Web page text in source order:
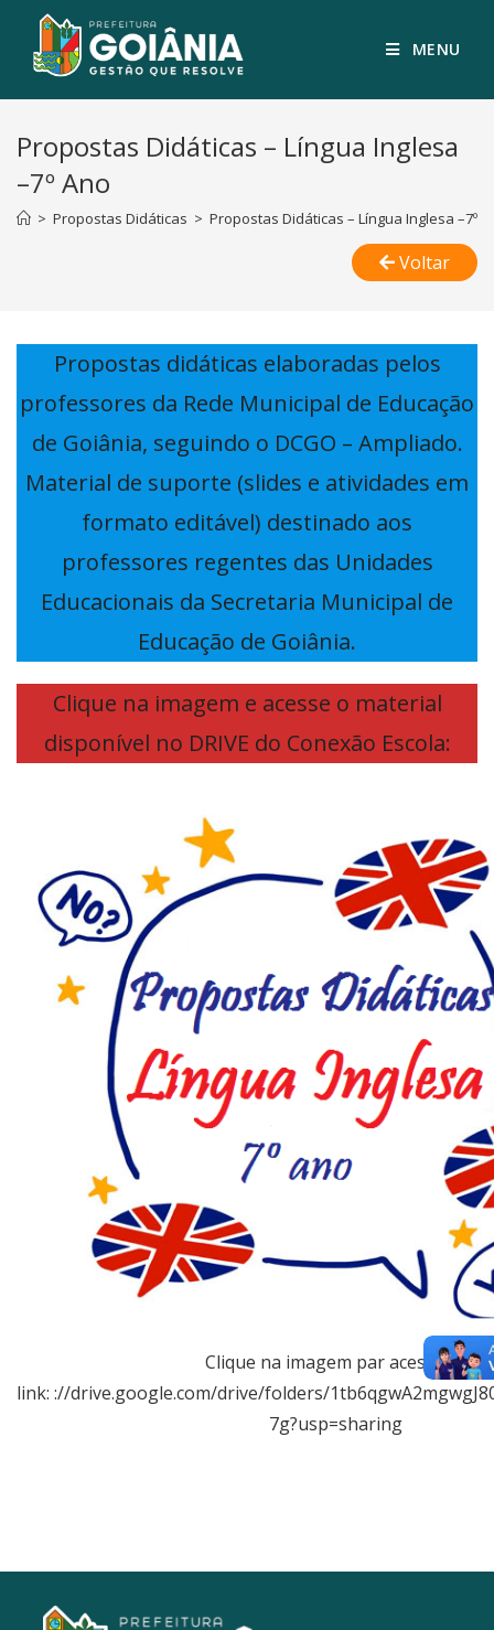
MENU
Propostas Didáticas – Língua Inglesa
–7º Ano
> Propostas Didáticas > Propostas Didáticas – Língua Inglesa –7º
Voltar
Propostas didáticas elaboradas pelos
professores da Rede Municipal de Educação
de Goiânia, seguindo o DCGO – Ampliado.
Material de suporte (slides e atividades em
formato editável) destinado aos
professores regentes das Unidades
Educacionais da Secretaria Municipal de
Educação de Goiânia.
Clique na imagem e acesse o material
disponível no DRIVE do Conexão Escola:
Clique na imagem par acessar o
link: ://drive.google.com/drive/folders/
7g?usp=sharing